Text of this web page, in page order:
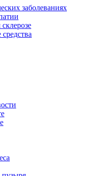
заболеваниях